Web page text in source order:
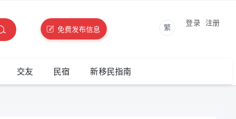
免费发布信息 繁
登录 注册
交友 民宿 新移民指南